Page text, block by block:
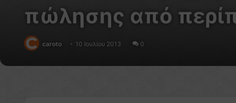
πώλησης από
caroto 10 Ιουλίου 2013 0